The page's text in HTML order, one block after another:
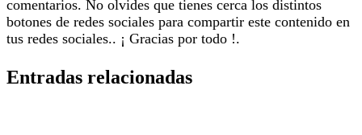
comentarios. No olvides que tienes cerca los distintos
botones de redes sociales para compartir este contenido en
tus redes sociales.. ¡ Gracias por todo !.
Entradas relacionadas